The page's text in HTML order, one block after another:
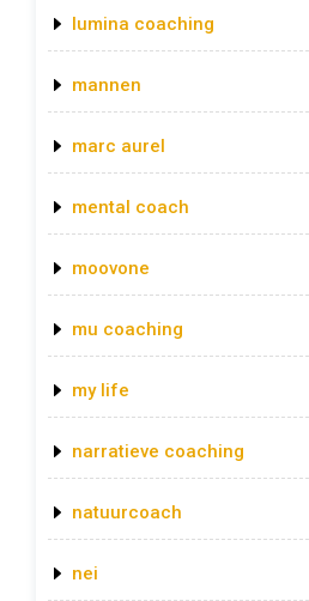
lumina coaching
mannen
marc aurel
mental coach
moovone
mu coaching
my life
narratieve coaching
natuurcoach
nei